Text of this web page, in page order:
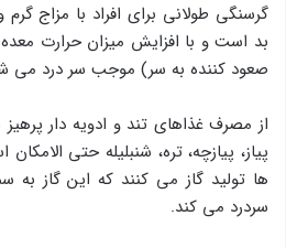
گرسنگی طولانی برای افراد با مزاج
بد است و با افزایش میزان حرارت
صعود کننده به سر) موجب سر درد می
از مصرف غذاهای تند و ادویه دار
پیاز، پیازچه، تره، شنبلیله حتی
ها تولید گاز می کنند که این گاز
سردرد می کند.